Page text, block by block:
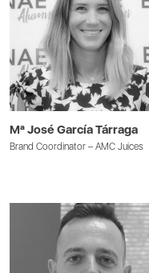
Mª José García Tárraga
Brand Coordinator – AMC Juices